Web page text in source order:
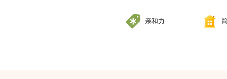
亲和力